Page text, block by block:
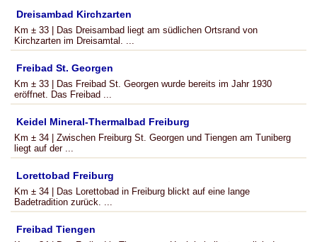
Dreisambad Kirchzarten
Km ± 33 | Das Dreisambad liegt am südlichen Ortsrand von
Kirchzarten im Dreisamtal. ...
Freibad St. Georgen
Km ± 33 | Das Freibad St. Georgen wurde bereits im Jahr 1930
eröffnet. Das Freibad ...
Keidel Mineral-Thermalbad Freiburg
Km ± 34 | Zwischen Freiburg St. Georgen und Tiengen am Tuniberg
liegt auf der ...
Lorettobad Freiburg
Km ± 34 | Das Lorettobad in Freiburg blickt auf eine lange
Badetradition zurück. ...
Freibad Tiengen